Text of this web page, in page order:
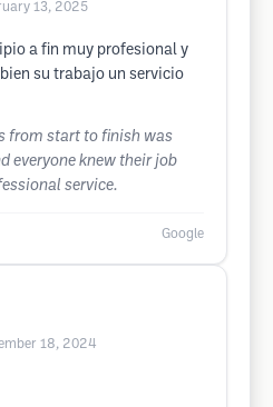
13, 2025
a fin muy profesional y
su trabajo un servicio
from start to finish was
everyone knew their job
service.
Google
18, 2024